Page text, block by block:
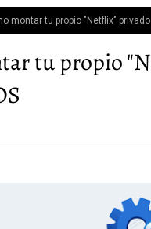
montar tu propio "Netflix"
tu propio